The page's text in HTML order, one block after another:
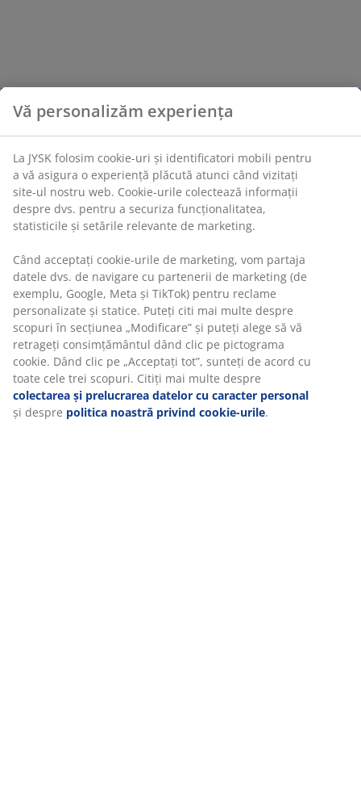
Vă personalizăm experiența
La JYSK folosim cookie-uri și identificatori mobili pentru
a vă asigura o experiență plăcută atunci când vizitați
site-ul nostru web. Cookie-urile colectează informații
despre dvs. pentru a securiza funcționalitatea,
statisticile și setările relevante de marketing.
Când acceptați cookie-urile de marketing, vom partaja
datele dvs. de navigare cu partenerii de marketing (de
exemplu, Google, Meta și TikTok) pentru reclame
personalizate și statice. Puteți citi mai multe despre
scopuri în secțiunea „Modificare” și puteți alege să vă
retrageți consimțământul dând clic pe pictograma
cookie. Dând clic pe „Acceptați tot”, sunteți de acord cu
toate cele trei scopuri. Citiți mai multe despre
colectarea și prelucrarea datelor cu caracter personal
și despre politica noastră privind cookie-urile.